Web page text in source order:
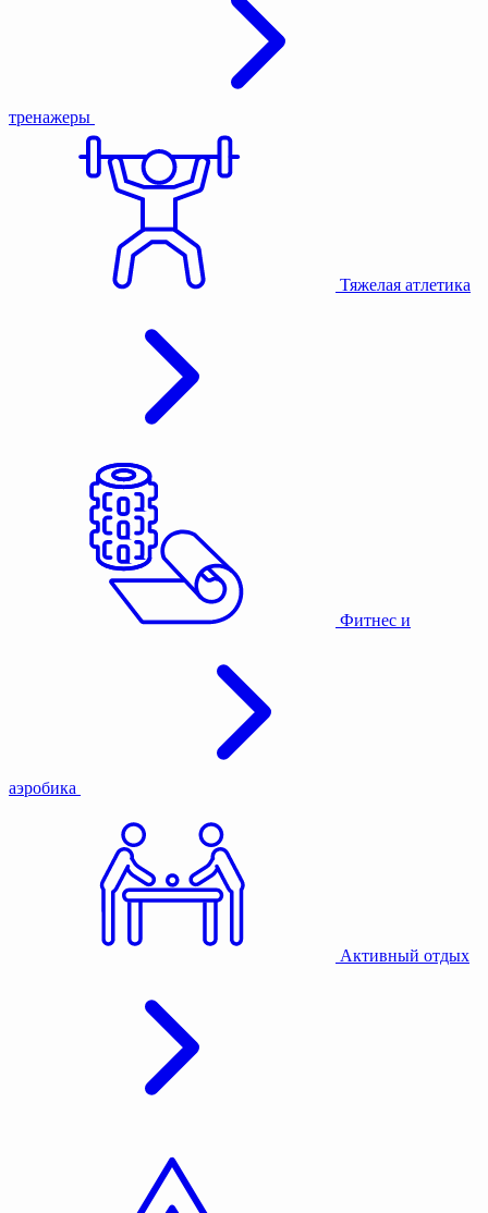
тренажеры
Тяжелая атлетика
Фитнес и
аэробика
Активный отдых